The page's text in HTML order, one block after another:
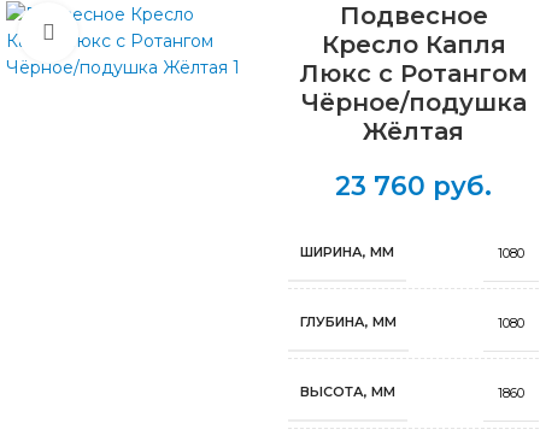
Нажмите, чтобы увеличить
Подвесное
Кресло Капля
Люкс с Ротангом
Чёрное/подушка
Жёлтая
23 760 руб.
ШИРИНА, ММ 1080
ГЛУБИНА, ММ 1080
ВЫСОТА, ММ 1860